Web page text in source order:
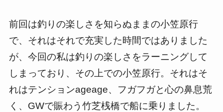
前回は釣りの楽しさを知らぬままの小笠原行
で、それはそれで充実した時間ではありました
が、今回の私は釣りの楽しさをラーニングして
しまっており、その上での小笠原行。それはそ
れはテンションageage、フガフガと心の鼻息荒
く、GWで賑わう竹芝桟橋で船に乗りました。